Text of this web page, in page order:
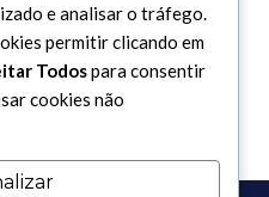
e analisar o tráfego.
permitir clicando em
Todospara consentir
cookies não